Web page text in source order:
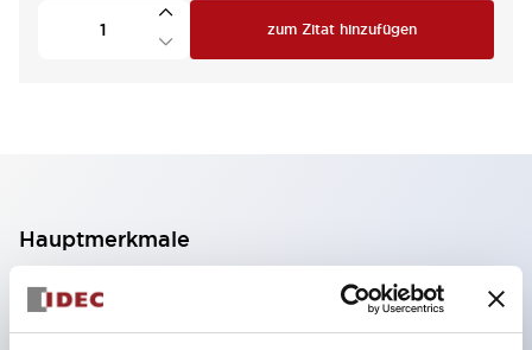
zum Zitat hinzufügen
Hauptmerkmale
2-Kontakt-Block mit 2 Stufen, ermöglicht eine 4-
Kontakt-Konfiguration (Gewährleistung der